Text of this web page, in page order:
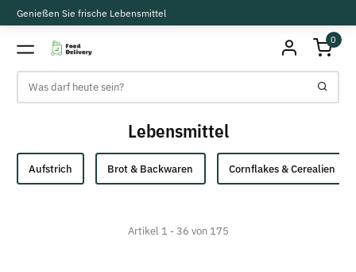
Genießen Sie frische Lebensmittel
0
Lebensmittel
Aufstrich Brot & Backwaren Cornflakes & Cerealien
Artikel 1 - 36 von 175